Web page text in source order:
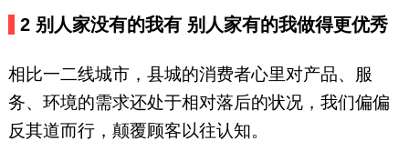
2 别人家没有的我有 别人家有的我做得更优秀
相比一二线城市，县城的消费者心里对产品、服
务、环境的需求还处于相对落后的状况，我们偏偏
反其道而行，颠覆顾客以往认知。